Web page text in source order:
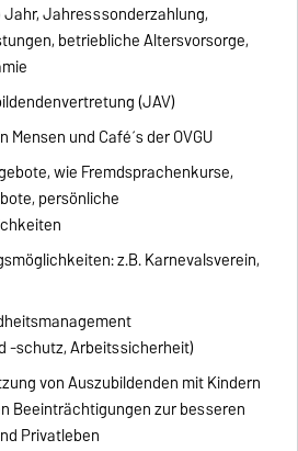
Jahresssonderzahlung,
betriebliche Altersvorsorge,
(JAV)
und Café´s der OVGU
wie Fremdsprachenkurse,
persönliche
z.B. Karnevalsverein,
-schutz, Arbeitssicherheit)
von Auszubildenden mit Kindern
Beeinträchtigungen zur besseren
Privatleben